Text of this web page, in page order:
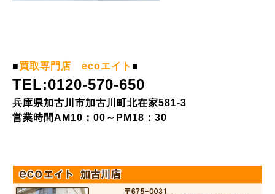
■買取専門店 ecoエイト ■
TEL:0120-570-650
兵庫県加古川市加古川町北在家581-3
営業時間AM10：00～PM18：30